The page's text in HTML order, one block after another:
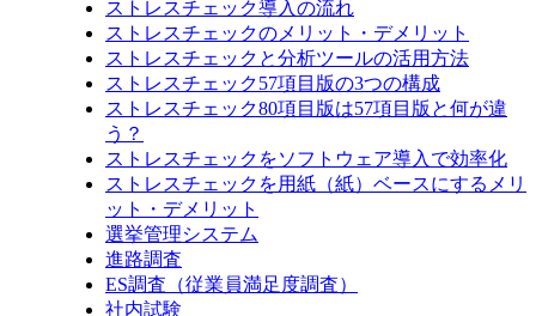
ストレスチェック導入の流れ
ストレスチェックのメリット・デメリット
ストレスチェックと分析ツールの活用方法
ストレスチェック57項目版の3つの構成
ストレスチェック80項目版は57項目版と何が違
う？
ストレスチェックをソフトウェア導入で効率化
ストレスチェックを用紙（紙）ベースにするメリ
ット・デメリット
選挙管理システム
進路調査
ES調査（従業員満足度調査）
社内試験